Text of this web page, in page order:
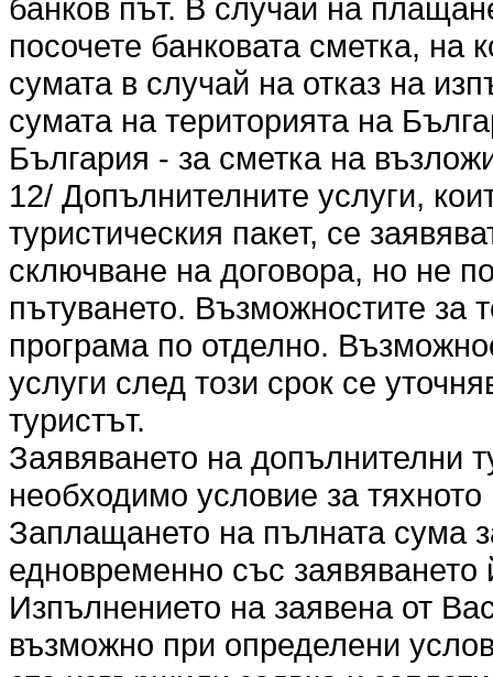
банков път. В случай на
посочете банковата сметка, на
сумата в случай на отказ на
сумата на територията на
България - за сметка на
12/ Допълнителните услуги,
туристическия пакет, се
сключване на договора, но не
пътуването. Възможностите за
програма по отделно.
услуги след този срок се
туристът.
Заявяването на допълнителни
необходимо условие за
Заплащането на пълната сума
едновременно със заявяването
Изпълнението на заявена от
възможно при определени